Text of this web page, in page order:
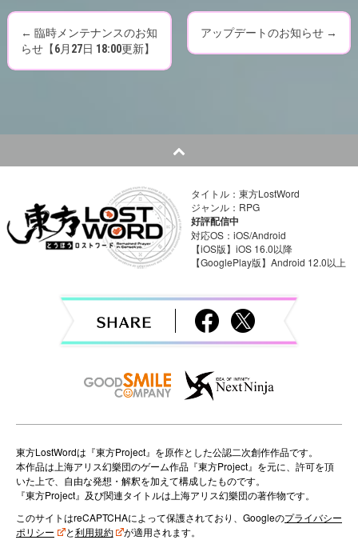
P
a
v
o
n
← 臨時メンテナンスのお知
らせ【6月27日 18:00更新】
アップデートのお知らせ →
タイトル：東方LostWord
ジャンル：RPG
好評配信中
対応OS：iOS/Android
【iOS版】iOS 16.0以降
【GooglePlay版】Android 12.0以上
東方LostWordは『東方Project』を原作とした公認二次創作作品です。
本作品は上海アリス幻樂団のゲーム作品『東方Project』を元に、許可を頂
いた上で、自由な発想・解釈を加えて構成したものです。
『東方Project』及び関連タイトルは上海アリス幻樂団の著作物です。
このサイトはreCAPTCHAによって保護されており、Googleのプライバシー
ポリシー
と利用規約 が適用されます。